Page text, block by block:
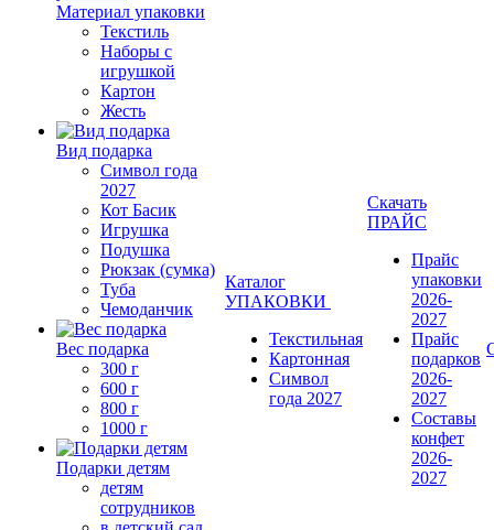
Материал упаковки
Текстиль
Наборы с
игрушкой
Картон
Жесть
Вид подарка
Символ года
2027
Кот Басик
Игрушка
Подушка
Рюкзак (сумка)
Туба
Чемоданчик
Вес подарка
300 г
600 г
800 г
1000 г
Подарки детям
детям
сотрудников
Каталог
УПАКОВКИ
Текстильная
Картонная
Символ
года 2027
Скачать
ПРАЙС
Прайс
упаковки
2026-
2027
Прайс
подарков
2026-
2027
Составы
конфет
2026-
2027